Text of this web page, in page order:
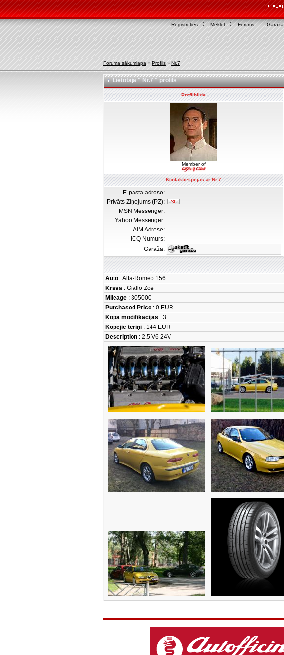
Reģistrēties Meklēt Forums Garāža
Foruma sākumlapa » Profils » Nr.7
Lietotāja " Nr.7 " profils
Profilbilde
Member of
Kontaktiespējas ar Nr.7
E-pasta adrese:
Privāts Ziņojums (PZ):
MSN Messenger:
Yahoo Messenger:
AIM Adrese:
ICQ Numurs:
Garāža:
Auto : Alfa-Romeo 156
Krāsa : Giallo Zoe
Mileage : 305000
Purchased Price : 0 EUR
Kopā modifikācijas : 3
Kopējie tēriņi : 144 EUR
Description : 2.5 V6 24V